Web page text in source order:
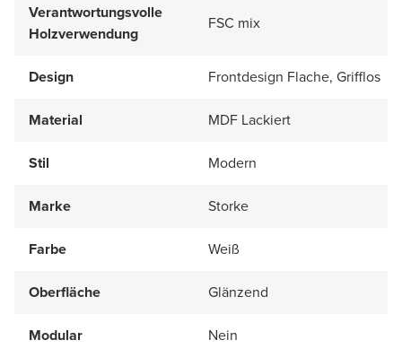
Verantwortungsvolle
Holzverwendung
FSC mix
Design Frontdesign Flache, Grifflos
Material MDF Lackiert
Stil Modern
Marke Storke
Farbe Weiß
Oberfläche Glänzend
Modular Nein